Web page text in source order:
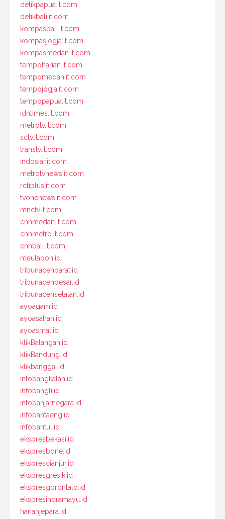
detikpapua.it.com
detikbali.it.com
kompasbali.it.com
kompasjogja.it.com
kompasmedan.it.com
tempoharian.it.com
tempomedan.it.com
tempojogja.it.com
tempopapua.it.com
idntimes.it.com
metrotv.it.com
sctv.it.com
transtv.it.com
indosiar.it.com
metrotvnews.it.com
rctiplus.it.com
tvonenews.it.com
mnctv.it.com
cnnmedan.it.com
cnnmetro.it.com
cnnbali.it.com
meulaboh.id
tribunacehbarat.id
tribunacehbesar.id
tribunacehselatan.id
ayoagam.id
ayoasahan.id
ayoasmat.id
klikBalangan.id
klikBandung.id
klikbanggai.id
infobangkalan.id
infobangli.id
infobanjarnegara.id
infobantaeng.id
infobantul.id
ekspresbekasi.id
ekspresbone.id
eksprescianjur.id
ekspresgresik.id
ekspresgorontalo.id
ekspresindramayu.id
harianjepara.id